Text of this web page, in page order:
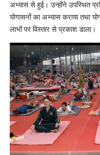
अभ्यास से हुई। उन्होंने उपस्थित
योगासनों का अभ्यास कराया तथा
लाभों पर विस्तार से प्रकाश डाला।